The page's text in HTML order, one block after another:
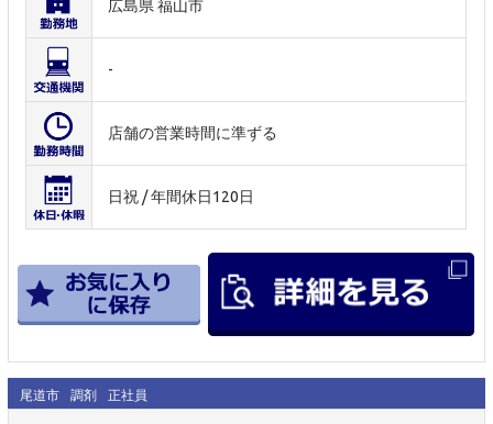
広島県 福山市
-
店舗の営業時間に準ずる
日祝 / 年間休日120日
尾道市 調剤 正社員